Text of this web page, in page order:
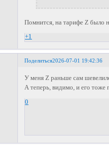
Помнится, на тарифе Z было
+1
Поделиться2026-07-01 19:42:36
У меня Z раньше сам
А теперь, видимо, и его тоже
0